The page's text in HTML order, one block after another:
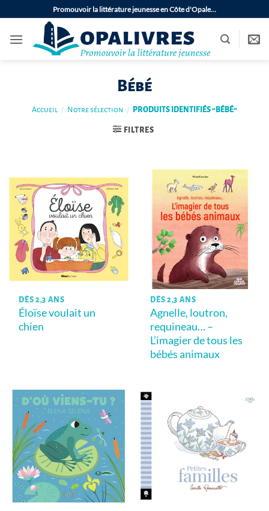
au
contenu
Promouvoir la littérature jeunesse en Côte d'Opale…
Bébé
Accueil / Notre sélection / PRODUITS IDENTIFIÉS “BÉBÉ”
FILTRES
DÈS 2,3 ANS
Éloïse voulait un
chien
DÈS 2,3 ANS
Agnelle, loutron,
requineau… –
L’imagier de tous les
bébés animaux